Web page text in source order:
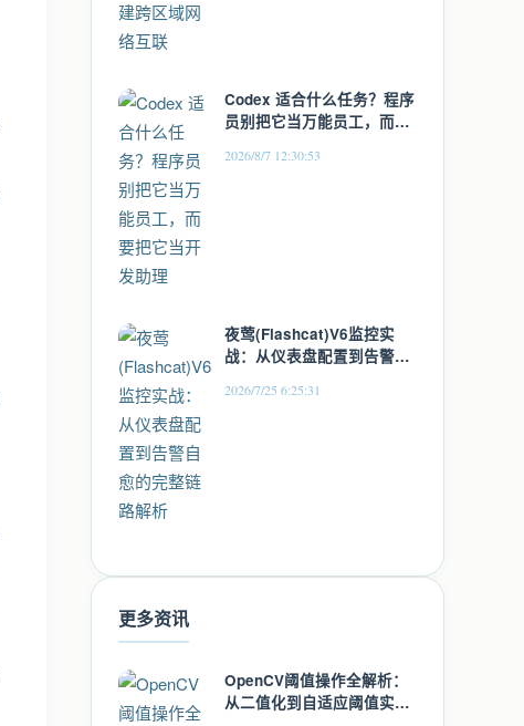
Codex 适合什么任务？程序
员别把它当万能员工，而要
2026/8/7 12:30:53
夜莺(Flashcat)V6监控实
战：从仪表盘配置到告警自
2026/7/25 6:25:31
更多资讯
OpenCV阈值操作全解析：
从二值化到自适应阈值实战